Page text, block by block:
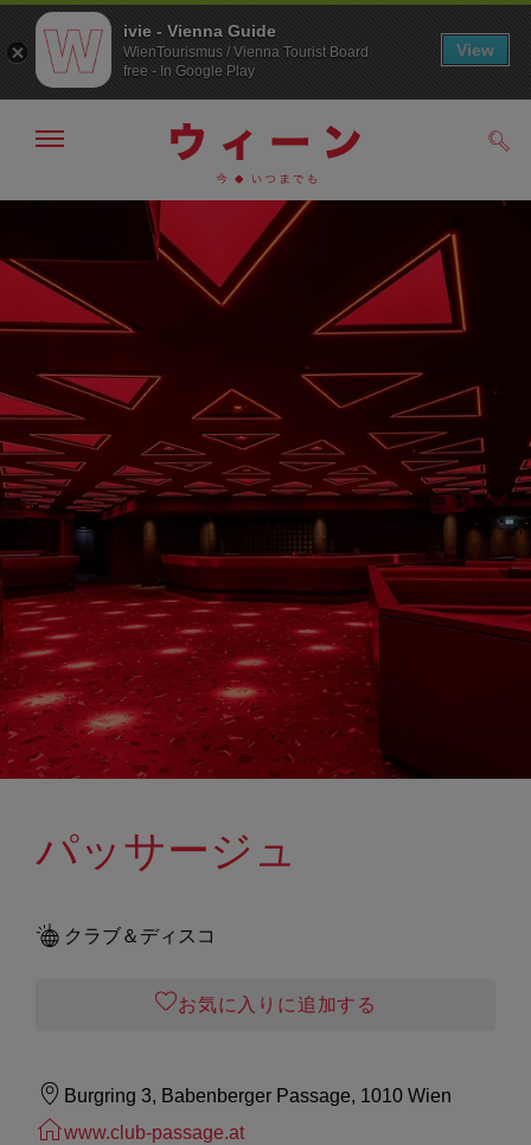
ュ
ー
ペ
ー
の
プ
へ
メ
表
示・
非
表
す
パッサージュ
クラブ＆ディスコ
お気に入りに追加する
Burgring 3, Babenberger Passage, 1010 Wien
www.club-passage.at
ivie - Vienna Guide
WienTourismus / Vienna Tourist Board
free - In Google Play
View